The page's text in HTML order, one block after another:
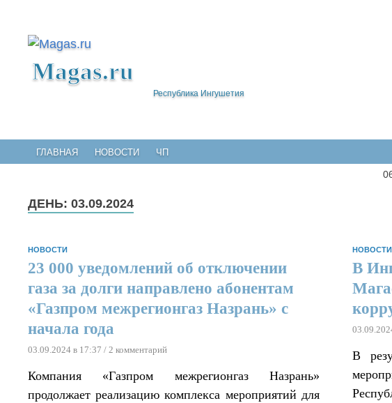
Magas.ru
Республика Ингушетия
ГЛАВНАЯ НОВОСТИ ЧП
ДЕНЬ: 03.09.2024
НОВОСТИ
23 000 уведомлений об отключении
газа за долги направлено абонентам
«Газпром межрегионгаз Назрань» с
начала года
03.09.2024 в 17:37 / 2 комментарий
Компания «Газпром межрегионгаз Назрань»
продолжает реализацию комплекса мероприятий для
НОВОСТИ
В
В